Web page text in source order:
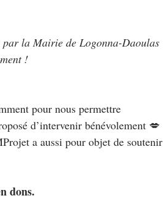
par la Mairie de Logonna-Daoulas
!
pour nous permettre
d’intervenir bénévolement 💋
a aussi pour objet de soutenir
dons.